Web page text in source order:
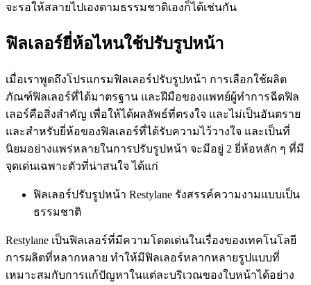
จะรอให้สลายไปเองตามธรรมชาติเองก็ได้เช่นกัน
ฟิลเลอร์ยี่ห้อไหนใช้ปรับรูปหน้า
เมื่อเราพูดถึงโปรแกรมฟิลเลอร์ปรับรูปหน้า การเลือกใช้ผลิต
ภัณฑ์ฟิลเลอร์ที่ได้มาตรฐาน และฝีมือของแพทย์ผู้ทำการฉีดฟิล
เลอร์คือสิ่งสำคัญ เพื่อให้ได้ผลลัพธ์ที่ตรงใจ และไม่เป็นอันตราย
และสำหรับยี่ห้อของฟิลเลอร์ที่ได้รับความไว้วางใจ และเป็นที่
นิยมอย่างแพร่หลายในการปรับรูปหน้า จะมีอยู่ 2 ยี่ห้อหลัก ๆ ที่มี
จุดเด่นเฉพาะตัวที่น่าสนใจ ได้แก่
ฟิลเลอร์ปรับรูปหน้า Restylane รังสรรค์ความงามแบบเป็น
ธรรมชาติ
Restylane เป็นฟิลเลอร์ที่มีความโดดเด่นในเรื่องของเทคโนโลยี
การผลิตที่หลากหลาย ทำให้มีฟิลเลอร์หลากหลายรูปแบบที่
เหมาะสมกับการแก้ปัญหาในแต่ละบริเวณของใบหน้าได้อย่าง